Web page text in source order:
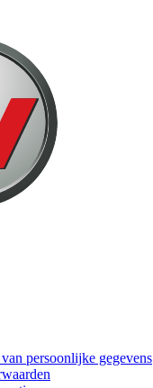
persoonlijke gegevens